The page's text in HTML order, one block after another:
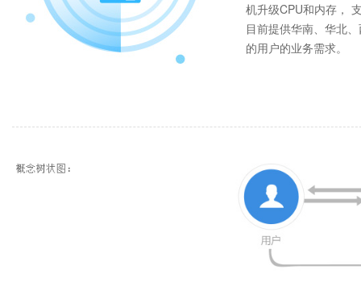
机升级CPU和内存，
目前提供华南、华北
的用户的业务需求。